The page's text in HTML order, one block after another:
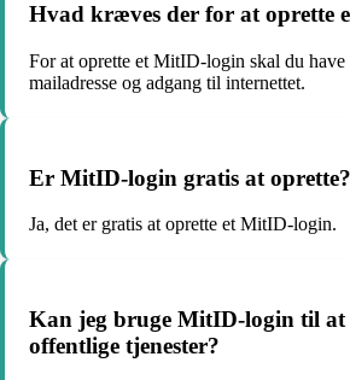
Hvad kræves der for at oprette
For at oprette et MitID-login skal du
mailadresse og adgang til internettet.
Er MitID-login gratis at oprette?
Ja, det er gratis at oprette et MitID-login.
Kan jeg bruge MitID-login til at
offentlige tjenester?